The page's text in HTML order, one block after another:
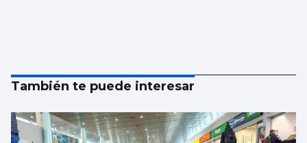
También te puede interesar